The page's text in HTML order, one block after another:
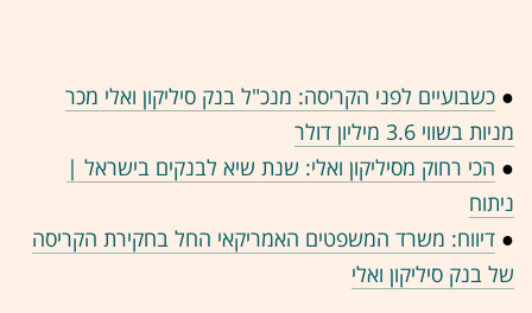
● כשבועיים לפני הקריסה: מנכ"ל בנק סיליקון ואלי מכר
מניות בשווי 3.6 מיליון דולר
● הכי רחוק מסיליקון ואלי: שנת שיא לבנקים בישראל |
ניתוח
● דיווח: משרד המשפטים האמריקאי החל בחקירת הקריסה
של בנק סיליקון ואלי